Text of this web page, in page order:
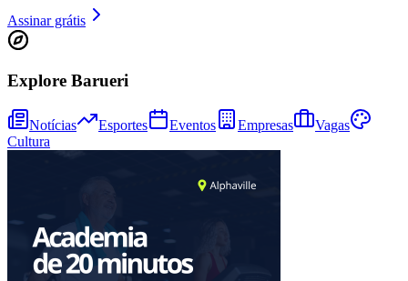
Athletico-PR
Assinar grátis
Explore Barueri
Notícias Esportes Eventos Empresas
Vagas
Cultura